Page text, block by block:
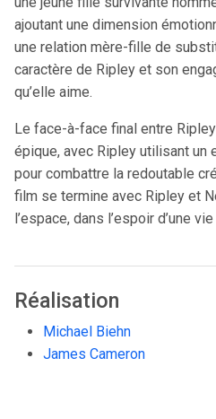
ajoutant une dimension
une relation mère-fille de
caractère de Ripley et son
qu’elle aime.
Le face-à-face final entre
épique, avec Ripley utilisant un
pour combattre la redoutable
film se termine avec Ripley et
l’espace, dans l’espoir d’une
Réalisation
Michael Biehn
James Cameron